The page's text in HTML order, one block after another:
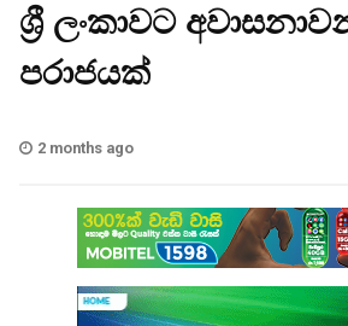
ශ්‍රී ලංකාවට
පරාජයක්
2 months ago